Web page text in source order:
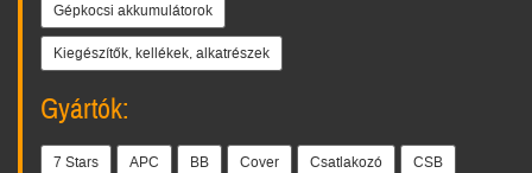
Gépkocsi akkumulátorok
Kiegészítők, kellékek, alkatrészek
Gyártók:
7 Stars APC BB Cover Csatlakozó CSB